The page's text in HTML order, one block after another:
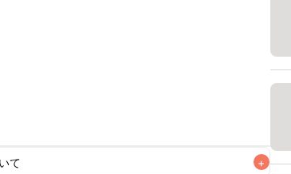
て +